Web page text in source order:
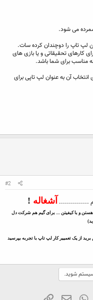
لپ تاپ را دوچندان کرده سات.
کارهای تحقیقاتی و یا بازی های
مناسب برای شما باشد.
آن به عنوان لپ تاپی برای
#2
............... آشغاله !
و با کیفیتن .... برای گیم هم شرکت دل
از یک تعمییر کار لپ تاپ با تجربه بپرسید
سیستم شوید.